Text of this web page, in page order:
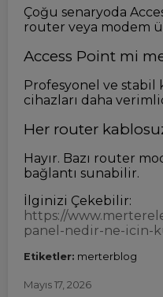
Çoğu senaryoda
router veya modem
Access Point mi
Profesyonel ve stabil
cihazları daha
Her router
Hayır. Bazı router
bağlantı sunabilir.
İlginizi Çekebilir:
https://
panel-nedir-ne-icin-
Etiketler: merterblog
Mayıs 17, 2026